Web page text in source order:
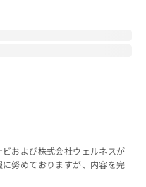
および株式会社ウェルネスが
努めておりますが、内容を完